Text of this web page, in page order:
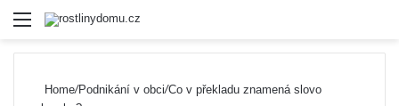
Menu
Home/Podnikání v obci/Co v překladu znamená slovo